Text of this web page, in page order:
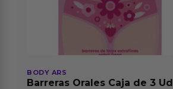
BODY ARS
Barreras Orales Caja de 3 Ud